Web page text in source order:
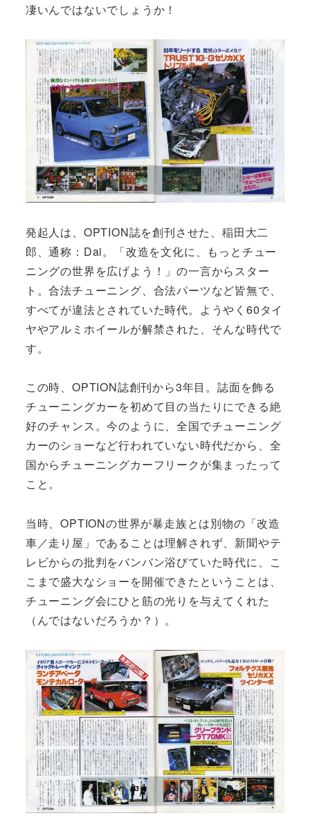
凄いんではないでしょうか！
発起人は、OPTION誌を創刊させた、稲田大二
郎、通称：Dai。「改造を文化に、もっとチュー
ニングの世界を広げよう！」の一言からスター
ト。合法チューニング、合法パーツなど皆無で、
すべてが違法とされていた時代。ようやく60タイ
ヤやアルミホイールが解禁された、そんな時代で
す。
この時、OPTION誌創刊から3年目。誌面を飾る
チューニングカーを初めて目の当たりにできる絶
好のチャンス。今のように、全国でチューニング
カーのショーなど行われていない時代だから、全
国からチューニングカーフリークが集まったって
こと。
当時、OPTIONの世界が暴走族とは別物の「改造
車／走り屋」であることは理解されず、新聞やテ
レビからの批判をバンバン浴びていた時代に、こ
こまで盛大なショーを開催できたということは、
チューニング会にひと筋の光りを与えてくれた
（んではないだろうか？）。